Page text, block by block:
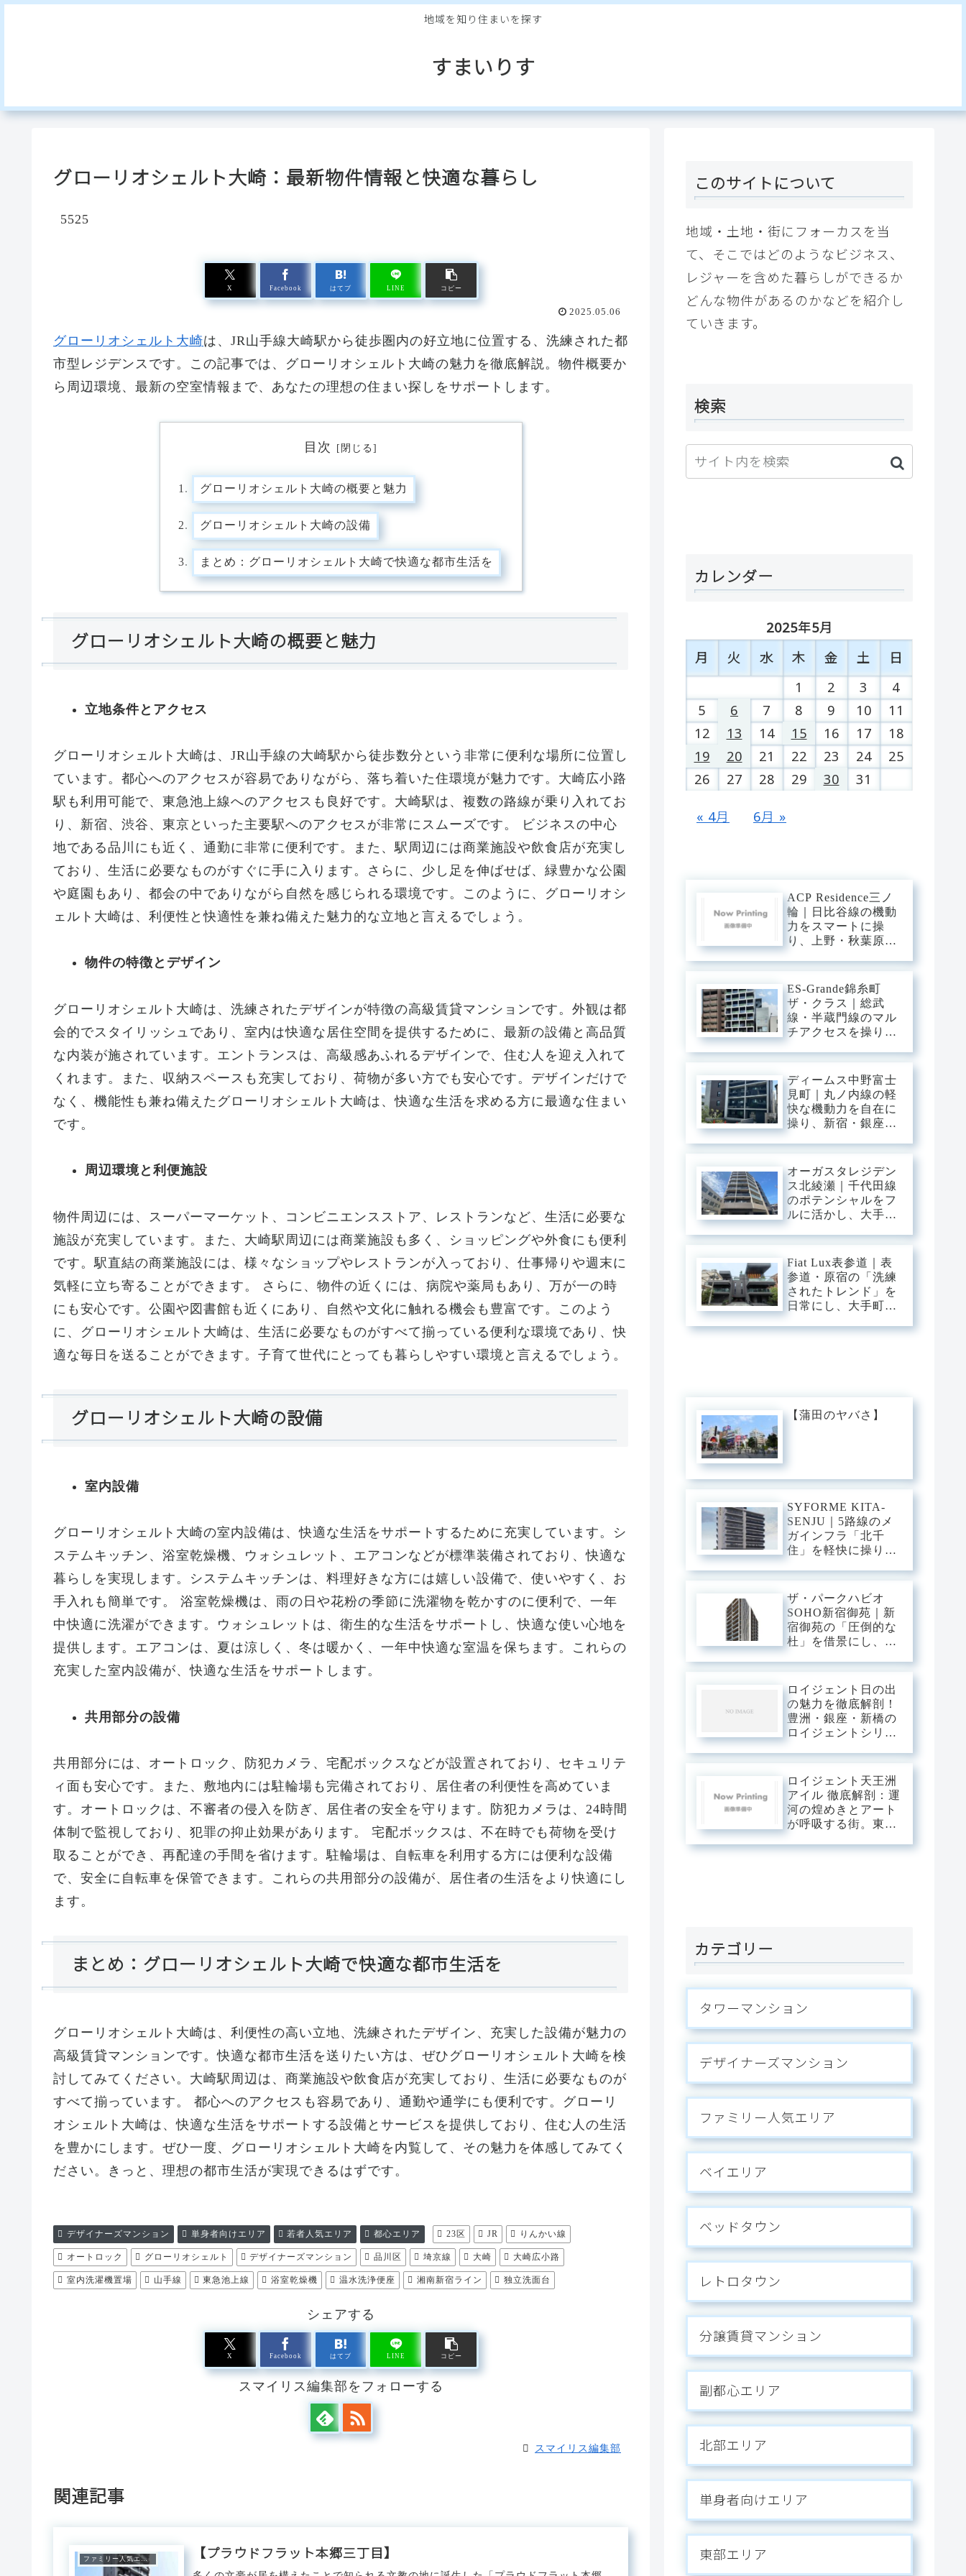
地域を知り住まいを探す
すまいりす
グローリオシェルト大崎：最新物件情報と快適な暮らし
5525
X Facebook はてブ LINE コピー
2025.05.06
グローリオシェルト大崎は、JR山手線大崎駅から徒歩圏内の好立地に位置する、洗練された都
市型レジデンスです。この記事では、グローリオシェルト大崎の魅力を徹底解説。物件概要か
ら周辺環境、最新の空室情報まで、あなたの理想の住まい探しをサポートします。
目次
グローリオシェルト大崎の概要と魅力
グローリオシェルト大崎の設備
まとめ：グローリオシェルト大崎で快適な都市生活を
グローリオシェルト大崎の概要と魅力
立地条件とアクセス
グローリオシェルト大崎は、JR山手線の大崎駅から徒歩数分という非常に便利な場所に位置し
ています。都心へのアクセスが容易でありながら、落ち着いた住環境が魅力です。大崎広小路
駅も利用可能で、東急池上線へのアクセスも良好です。大崎駅は、複数の路線が乗り入れてお
り、新宿、渋谷、東京といった主要駅へのアクセスが非常にスムーズです。 ビジネスの中心
地である品川にも近く、通勤に非常に便利です。また、駅周辺には商業施設や飲食店が充実し
ており、生活に必要なものがすぐに手に入ります。さらに、少し足を伸ばせば、緑豊かな公園
や庭園もあり、都会の中でありながら自然を感じられる環境です。このように、グローリオシ
ェルト大崎は、利便性と快適性を兼ね備えた魅力的な立地と言えるでしょう。
物件の特徴とデザイン
グローリオシェルト大崎は、洗練されたデザインが特徴の高級賃貸マンションです。外観は都
会的でスタイリッシュであり、室内は快適な居住空間を提供するために、最新の設備と高品質
な内装が施されています。エントランスは、高級感あふれるデザインで、住む人を迎え入れて
くれます。また、収納スペースも充実しており、荷物が多い方でも安心です。デザインだけで
なく、機能性も兼ね備えたグローリオシェルト大崎は、快適な生活を求める方に最適な住まい
です。
周辺環境と利便施設
物件周辺には、スーパーマーケット、コンビニエンスストア、レストランなど、生活に必要な
施設が充実しています。また、大崎駅周辺には商業施設も多く、ショッピングや外食にも便利
です。駅直結の商業施設には、様々なショップやレストランが入っており、仕事帰りや週末に
気軽に立ち寄ることができます。 さらに、物件の近くには、病院や薬局もあり、万が一の時
にも安心です。公園や図書館も近くにあり、自然や文化に触れる機会も豊富です。このよう
に、グローリオシェルト大崎は、生活に必要なものがすべて揃っている便利な環境であり、快
適な毎日を送ることができます。子育て世代にとっても暮らしやすい環境と言えるでしょう。
グローリオシェルト大崎の設備
室内設備
グローリオシェルト大崎の室内設備は、快適な生活をサポートするために充実しています。シ
ステムキッチン、浴室乾燥機、ウォシュレット、エアコンなどが標準装備されており、快適な
暮らしを実現します。システムキッチンは、料理好きな方には嬉しい設備で、使いやすく、お
手入れも簡単です。 浴室乾燥機は、雨の日や花粉の季節に洗濯物を乾かすのに便利で、一年
中快適に洗濯ができます。ウォシュレットは、衛生的な生活をサポートし、快適な使い心地を
提供します。エアコンは、夏は涼しく、冬は暖かく、一年中快適な室温を保ちます。これらの
充実した室内設備が、快適な生活をサポートします。
共用部分の設備
共用部分には、オートロック、防犯カメラ、宅配ボックスなどが設置されており、セキュリテ
ィ面も安心です。また、敷地内には駐輪場も完備されており、居住者の利便性を高めていま
す。オートロックは、不審者の侵入を防ぎ、居住者の安全を守ります。防犯カメラは、24時間
体制で監視しており、犯罪の抑止効果があります。 宅配ボックスは、不在時でも荷物を受け
取ることができ、再配達の手間を省けます。駐輪場は、自転車を利用する方には便利な設備
で、安全に自転車を保管できます。これらの共用部分の設備が、居住者の生活をより快適にし
ます。
まとめ：グローリオシェルト大崎で快適な都市生活を
グローリオシェルト大崎は、利便性の高い立地、洗練されたデザイン、充実した設備が魅力の
高級賃貸マンションです。快適な都市生活を送りたい方は、ぜひグローリオシェルト大崎を検
討してみてください。大崎駅周辺は、商業施設や飲食店が充実しており、生活に必要なものが
すべて揃っています。 都心へのアクセスも容易であり、通勤や通学にも便利です。グローリ
オシェルト大崎は、快適な生活をサポートする設備とサービスを提供しており、住む人の生活
を豊かにします。ぜひ一度、グローリオシェルト大崎を内覧して、その魅力を体感してみてく
ださい。きっと、理想の都市生活が実現できるはずです。
デザイナーズマンション 単身者向けエリア 若者人気エリア 都心エリア 23区 JR りんかい線
オートロック グローリオシェルト デザイナーズマンション 品川区 埼京線 大崎 大崎広小路
室内洗濯機置場 山手線 東急池上線 浴室乾燥機 温水洗浄便座 湘南新宿ライン 独立洗面台
シェアする
X Facebook はてブ LINE コピー
スマイリス編集部をフォローする
スマイリス編集部
関連記事
ファミリー人気エリア 【プラウドフラット本郷三丁目】
このサイトについて
地域・土地・街にフォーカスを当
て、そこではどのようなビジネス、
レジャーを含めた暮らしができるか
どんな物件があるのかなどを紹介し
ていきます。
検索
カレンダー
2025年5月
月
火 水 木 金 土
日
1
2 3
4
5
6 7 8 9 10
11
12
13 14 15 16 17
18
19
20 21 22 23 24
25
26
27 28 29 30 31
« 4月 6月 »
ACP Residence三ノ
輪｜日比谷線の機動
力をスマートに操
り、上野・秋葉原・
三ノ輪の「味わい深
い情緒」を普段使い
にし、静穏な私域に
寛ぐアーバン・ベー
ス。
ES-Grande錦糸町
ザ・クラス｜総武
線・半蔵門線のマル
チアクセスを操り、
へ一直線。錦糸町の
「先進インフラ」を
普段使いにし、静穏
な私域に寛ぐアーバ
ン・ベース。
ディームス中野富士
見町｜丸ノ内線の軽
快な機動力を自在に
操り、新宿・銀座・
野・弥生町の「静穏
な平穏」に還る、洗
練のアーバン・スタ
イリッシュベース。
オーガスタレジデン
ス北綾瀬｜千代田線
のポテンシャルをフ
ルに活かし、大手
へダイレクト。東和
の「閑静な平穏」と
緑に憩う、機能美あ
ふれるスタイリッシ
ュ・ベース。
Fiat Lux表参道｜表
参道・原宿の「洗練
されたトレンド」を
日常にし、大手町・
クト。神宮前の邸宅
【蒲田のヤバさ】
SYFORME KITA-
SENJU｜5路線のメ
ガインフラ「北千
住」を軽快に操り、
野へダイレクト。駅
前の圧倒的な躍動
と、分譲仕様の「洗
練された静穏」が美
しくリンクするスタ
イリッシュ・ベー
ス。
ザ・パークハビオ
SOHO新宿御苑｜新
宿御苑の「圧倒的な
杜」を借景にし、新
内に収める。職住の
境界を美しく溶か
す、三菱地所レジデ
ンスが贈るハイエン
ドSOHOステージ。
ロイジェント日の出
の魅力を徹底解剖！
豊洲・銀座・新橋の
ロイジェントシリー
ロイジェント天王洲
アイル 徹底解剖：運
河の煌めきとアート
が呼吸する街。東京
を私有する、プレミ
カテゴリー
タワーマンション
デザイナーズマンション
ファミリー人気エリア
ベイエリア
ベッドタウン
レトロタウン
分譲賃貸マンション
副都心エリア
北部エリア
単身者向けエリア
東部エリア